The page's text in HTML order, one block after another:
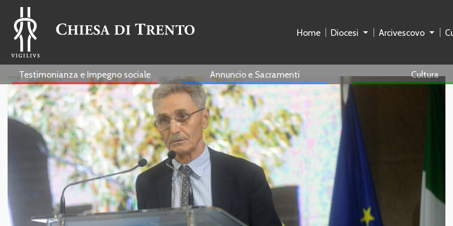
Home Diocesi Arcivescovo
Testimonianza e Impegno sociale Annuncio e Sacramenti Cultura